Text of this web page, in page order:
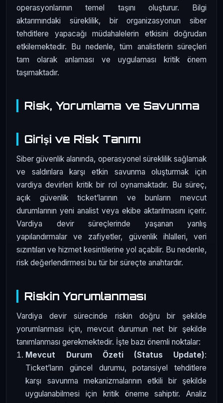
operasyonlarının temel taşını oluşturur. Bilgi
aktarımındaki süreklilik, bir organizasyonun siber
tehditlere yapacağı müdahalelerin etkisini doğrudan
etkilemektedir. Bu nedenle, tüm analistlerin süreçleri
tam olarak anlaması ve uygulaması kritik önem
taşımaktadır.
Risk, Yorumlama ve Savunma
Girişi ve Risk Tanımı
Siber güvenlik alanında, operasyonel süreklilik sağlamak
ve saldırılara karşı etkin savunma oluşturmak için
vardiya devirleri kritik bir rol oynamaktadır. Bu süreç,
açık güvenlik ticket’larının ve bunların mevcut
durumlarının yeni analist veya ekibe aktarılmasını içerir.
Vardiya devir süreçlerinde yaşanan yanlış
yapılandırmalar ve zafiyetler, güvenlik ihlalleri, veri
sızıntıları ve hizmet kesintilerine yol açabilir. Bu nedenle,
risk değerlendirmesi bu tür bir süreçte anahtardır.
Riskin Yorumlanması
Vardiya devir sürecinde riskin doğru bir şekilde
yorumlanması için, mevcut durumun net bir şekilde
tanımlanması gerekmektedir. İşte bazı önemli noktalar:
Mevcut Durum Özeti (Status Update):
Ticket’ların güncel durumu, potansiyel tehditlere
karşı savunma mekanizmalarının etkili bir şekilde
uygulanabilmesi için kritik öneme sahiptir. Analiz